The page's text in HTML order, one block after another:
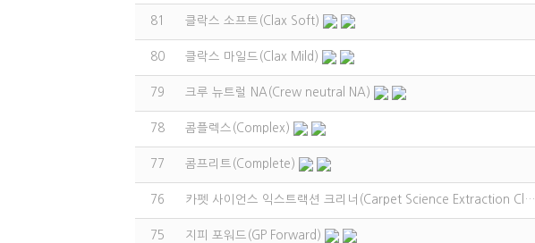
81 클락스 소프트(Clax Soft)
80 클락스 마일드(Clax Mild)
79 크루 뉴트럴 NA(Crew neutral NA)
78 콤플렉스(Complex)
77 콤프리트(Complete)
76 카펫 사이언스 익스트랙션 크리너(Carpet Science Extraction Cl…
75 지피 포워드(GP Forward)